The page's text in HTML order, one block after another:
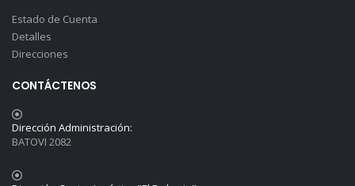
Estado de Cuenta
Detalles
Direcciones
CONTÁCTENOS
Dirección Administración:
BATOVI 2082